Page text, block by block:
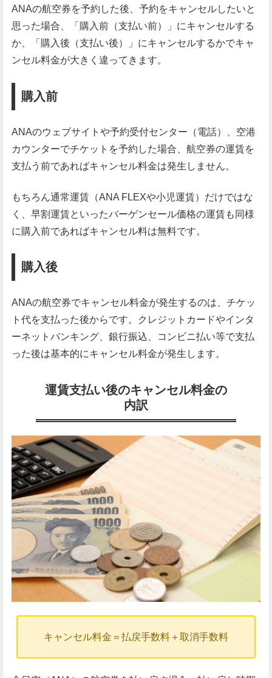
ANAの航空券を予約した後、予約をキャンセルしたいと
思った場合、「購入前（支払い前）」にキャンセルする
か、「購入後（支払い後）」にキャンセルするかでキャ
ンセル料金が大きく違ってきます。
購入前
ANAのウェブサイトや予約受付センター（電話）、空港
カウンターでチケットを予約した場合、航空券の運賃を
支払う前であればキャンセル料金は発生しません。
もちろん通常運賃（ANA FLEXや小児運賃）だけではな
く、早割運賃といったバーゲンセール価格の運賃も同様
に購入前であればキャンセル料は無料です。
購入後
ANAの航空券でキャンセル料金が発生するのは、チケッ
ト代を支払った後からです。クレジットカードやインタ
ーネットバンキング、銀行振込、コンビニ払い等で支払
った後は基本的にキャンセル料金が発生します。
運賃支払い後のキャンセル料金の
内訳
キャンセル料金＝払戻手数料＋取消手数料